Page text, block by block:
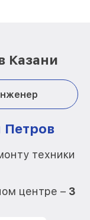
Казани
Петров
техники
центре – 3